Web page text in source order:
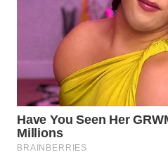
TAPANULI
UTARA
WN
SAMOSIR